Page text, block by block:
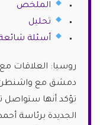
الملخص
تحليل
أسئلة
روسيا: العلاقات
دمشق مع واشنطن،
تؤكد أنها ستواصل
الجديدة برئاسة